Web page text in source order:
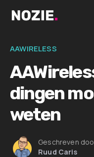
naar
inhoud
AAWIRELESS
dingen
weten
Geschreven
Ruud Caris